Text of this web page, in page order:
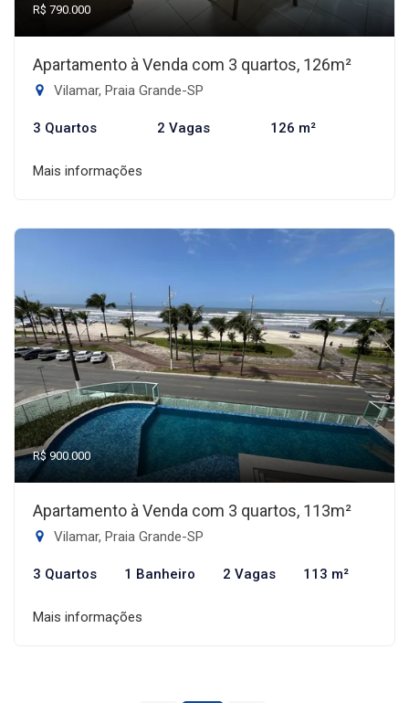
R$ 790.000
Apartamento à Venda com 3 quartos, 126m²
Vilamar, Praia Grande-SP
3 Quartos 2 Vagas 126 m²
Mais informações
R$ 900.000
Apartamento à Venda com 3 quartos, 113m²
Vilamar, Praia Grande-SP
3 Quartos 1 Banheiro 2 Vagas 113 m²
Mais informações